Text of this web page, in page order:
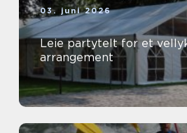
03. juni 2026
Leie partytelt for et
arrangement